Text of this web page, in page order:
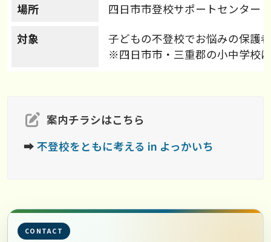
場所
四日市市登校サポートセンター
対象
子どもの不登校でお悩みの保護者
※四日市市・三重郡の小中学校
案内チラシはこちら
➡ 不登校をともに考える in よっかいち
CONTACT